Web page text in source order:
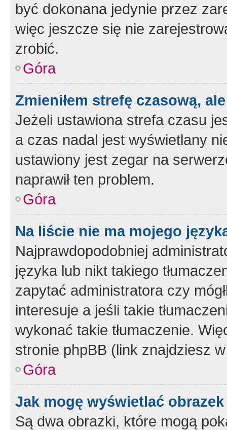
być dokonana jedynie przez
więc jeszcze się nie
zrobić.
Góra
Zmieniłem strefę czasową,
Jeżeli ustawiona strefa czasu
a czas nadal jest wyświetlany
ustawiony jest zegar na
naprawił ten problem.
Góra
Na liście nie ma mojego
Najprawdopodobniej
języka lub nikt takiego
zapytać administratora czy
interesuje a jeśli takie
wykonać takie tłumaczenie.
stronie phpBB (link znajdziesz
Góra
Jak mogę wyświetlać
Są dwa obrazki, które mogą